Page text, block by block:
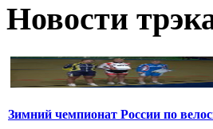
Новости
Зимний чемпионат России по